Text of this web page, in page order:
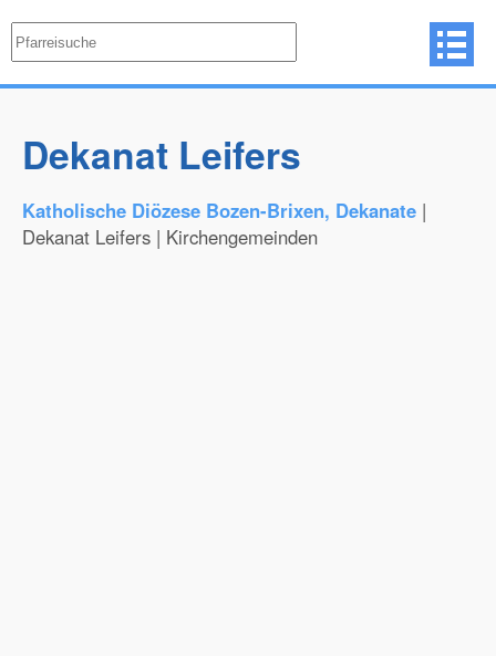
Dekanat Leifers
Katholische Diözese Bozen-Brixen, Dekanate |
Dekanat Leifers | Kirchengemeinden